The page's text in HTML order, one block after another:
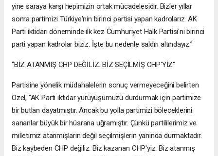
yine saraya karşı hepimizin ortak mücadelesidir. Bizler yıllar
sonra partimizi Türkiye'nin birinci partisi yapan kadrolarız. AK
Parti iktidarı döneminde ilk kez Cumhuriyet Halk Partisi'ni birinci
parti yapan kadrolar biziz. İşte bu nedenle saldırı altındayız.”
“BİZ ATANMIŞ CHP DEĞİLİZ. BİZ SEÇİLMİŞ CHP'YİZ”
Partisine yönelik müdahalelerin sonuç vermeyeceğini belirten
Özel, "AK Parti iktidar yürüyüşümüzü durdurmak için partimize
bir butlan dayatmıştır. Ancak bu yolla partimizi böleceklerini
sananlar büyük bir hüsrana uğramıştır. Çünkü partililerimiz ve
milletimiz atanmışların değil seçilmişlerin yanında durmaktadır.
Biz kaybeden CHP değiliz. Biz kazanan CHP'yiz. Biz atanmış